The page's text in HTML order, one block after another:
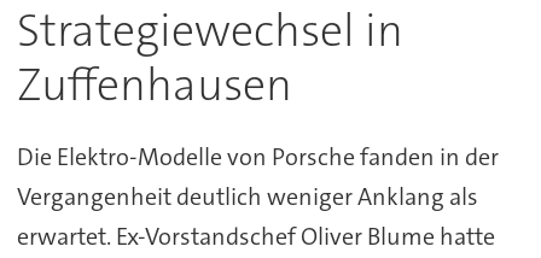
Strategiewechsel in
Zuffenhausen
Die Elektro-Modelle von Porsche fanden in der
Vergangenheit deutlich weniger Anklang als
erwartet. Ex-Vorstandschef Oliver Blume hatte